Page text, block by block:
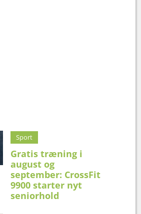
Sport
Gratis træning i
august og
september: CrossFit
9900 starter nyt
seniorhold